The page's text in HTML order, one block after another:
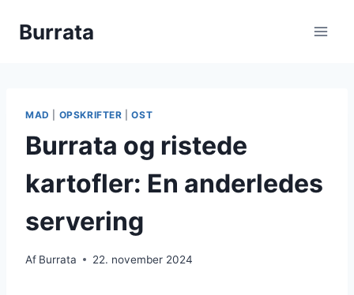
Burrata
MAD OPSKRIFTER |OST
Burrata og ristede
kartofler: En anderledes
servering
Af Burrata 22. november 2024